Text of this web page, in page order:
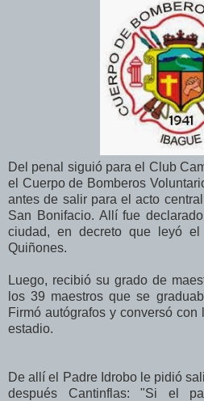
Del penal siguió para el Club
el Cuerpo de Bomberos
antes de salir para el acto
San Bonifacio. Allí fue
ciudad, en decreto que leyó
Quiñones.
Luego, recibió su grado de
los 39 maestros que se
Firmó autógrafos y conversó
estadio.
De allí el Padre Idrobo le pidió
después Cantinflas: "Si el